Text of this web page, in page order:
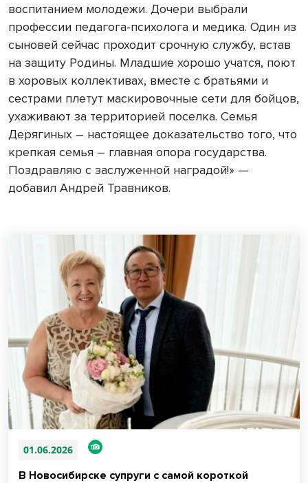
воспитанием молодежи. Дочери выбрали
профессии педагога-психолога и медика. Один из
сыновей сейчас проходит срочную службу, встав
на защиту Родины. Младшие хорошо учатся, поют
в хоровых коллективах, вместе с братьями и
сестрами плетут маскировочные сети для бойцов,
ухаживают за территорией поселка. Семья
Дерягиных – настоящее доказательство того, что
крепкая семья – главная опора государства.
Поздравляю с заслуженной наградой!» —
добавил Андрей Травников.
01.06.2026
В Новосибирске супруги с самой короткой